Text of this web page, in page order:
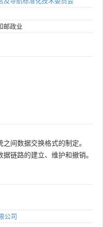
邮政业
间数据交换格式的制定。
链路的建立、维护和撤销。
公司